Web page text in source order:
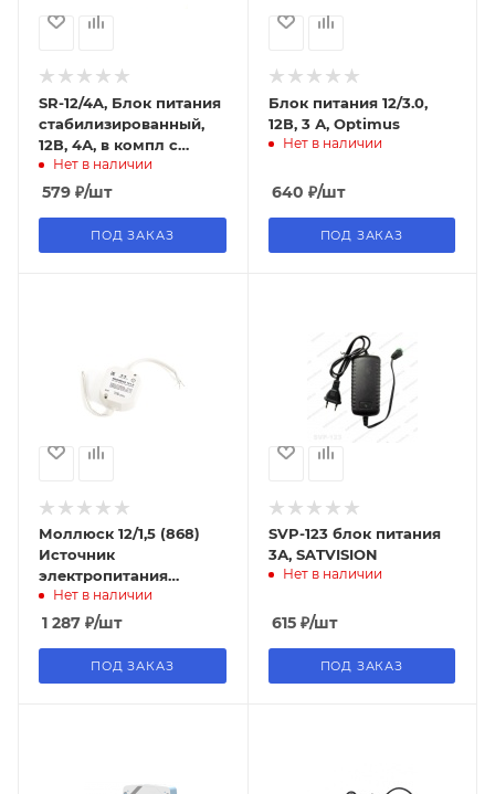
SR-12/4A, Блок питания
стабилизированный,
12В, 4А, в компл с
разъемом с клеммной
колодкой,Sarmatt
Нет в наличии
579 ₽/шт
ПОД ЗАКАЗ
Блок питания 12/3.0,
12В, 3 А, Optimus
Нет в наличии
640 ₽/шт
ПОД ЗАКАЗ
Моллюск 12/1,5 (868)
Источник
электропитания
малогабаритный, 12В,
1.5А
Нет в наличии
1 287 ₽/шт
ПОД ЗАКАЗ
SVP-123 блок питания
3А, SATVISION
Нет в наличии
615₽/шт
ПОД ЗАКАЗ